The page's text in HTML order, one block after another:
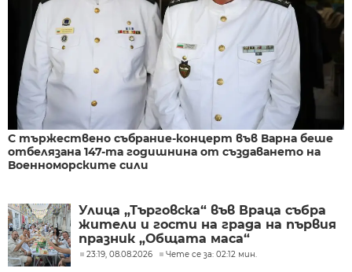
С тържествено събрание-концерт във Варна беше
отбелязана 147-та годишнина от създаването на
Военноморските сили
Улица „Търговска“ във Враца събра
жители и гости на града на първия
празник „Общата маса“
23:19, 08.08.2026 Чете се за: 02:12 мин.